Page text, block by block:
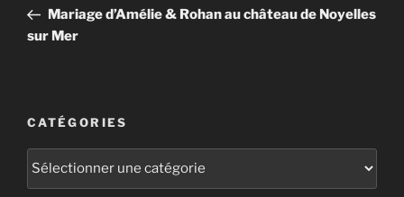
l’article
précédent
Mariage d’Amélie & Rohan au château de Noyelles
sur Mer
CATÉGORIES
Catégories